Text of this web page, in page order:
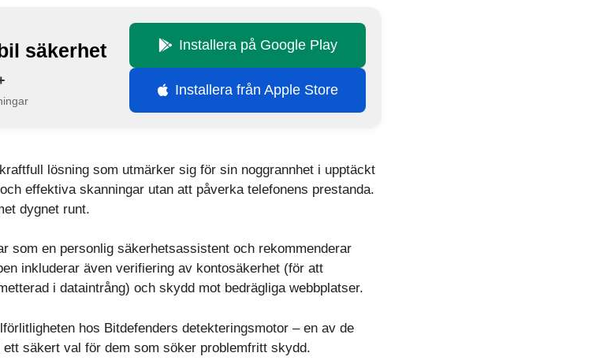
säkerhet Installera på Google Play
Installera från Apple Store
lösning som utmärker sig för sin noggrannhet i upptäckt
effektiva skanningar utan att påverka telefonens prestanda.
dygnet runt.
som en personlig säkerhetsassistent och rekommenderar
inkluderar även verifiering av kontosäkerhet (för att
i dataintrång) och skydd mot bedrägliga webbplatser.
hos Bitdefenders detekteringsmotor – en av de
säkert val för dem som söker problemfritt skydd.